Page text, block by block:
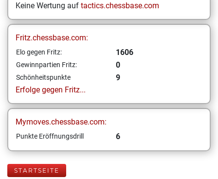
Keine Wertung auf tactics.chessbase.com
Fritz.chessbase.com:
Elo gegen Fritz: 1606
Gewinnpartien Fritz: 0
Schönheitspunkte
9
Erfolge gegen Fritz...
Mymoves.chessbase.com:
Punkte Eröffnungsdrill 6
STARTSEITE